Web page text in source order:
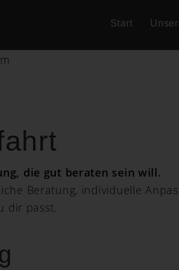
Start
die gut beraten sein will.
Beratung, individuelle
dir passt.